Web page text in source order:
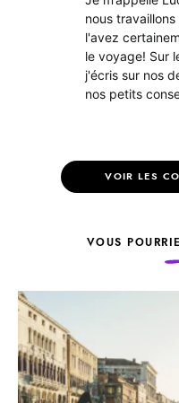
nous
l'avez
le voyage! Sur
j'écris sur nos
nos petits
VOIR LES
VOUS